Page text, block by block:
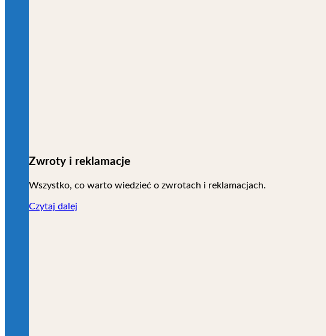
Zwroty i reklamacje
Wszystko, co warto wiedzieć o zwrotach i reklamacjach.
Czytaj dalej